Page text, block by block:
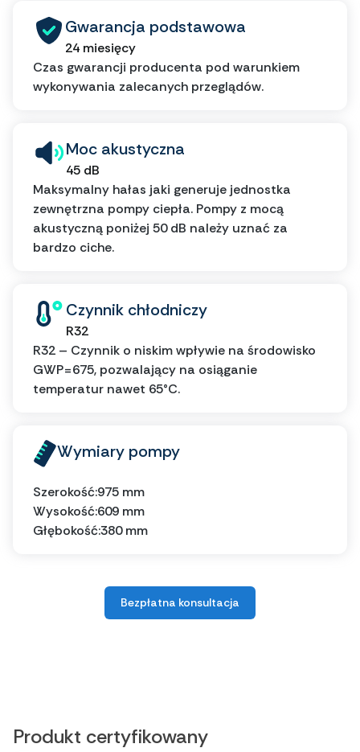
Gwarancja podstawowa
24 miesięcy
Czas gwarancji producenta pod warunkiem
wykonywania zalecanych przeglądów.
Moc akustyczna
45 dB
Maksymalny hałas jaki generuje jednostka
zewnętrzna pompy ciepła. Pompy z mocą
akustyczną poniżej 50 dB należy uznać za
bardzo ciche.
Czynnik chłodniczy
R32
R32 – Czynnik o niskim wpływie na środowisko
GWP=675, pozwalający na osiąganie
temperatur nawet 65°C.
Wymiary pompy
Szerokość:975 mm
Wysokość:609 mm
Głębokość:380 mm
Bezpłatna konsultacja
Produkt certyfikowany